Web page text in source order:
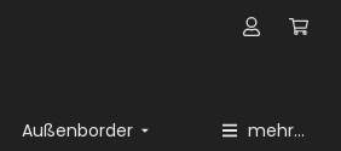
Außenborder mehr...